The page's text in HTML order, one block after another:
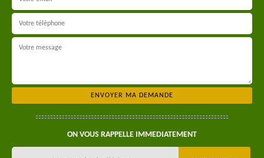
ON VOUS RAPPELLE IMMEDIATEMENT